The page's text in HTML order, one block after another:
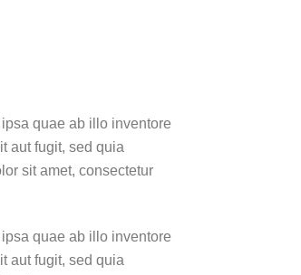
quae ab illo inventore
aut fugit, sed quia
sit amet, consectetur
quae ab illo inventore
aut fugit, sed quia